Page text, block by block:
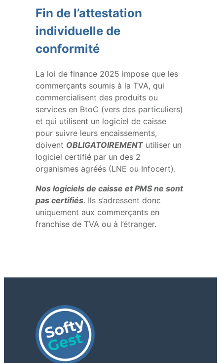
Fin de l’attestation
individuelle de
conformité
La loi de finance 2025 impose que les
commerçants soumis à la TVA, qui
commercialisent des produits ou
services en BtoC (vers des particuliers)
et qui utilisent un logiciel de caisse
pour suivre leurs encaissements,
doivent OBLIGATOIREMENTutiliser un
logiciel certifié par un des 2
organismes agréés (LNE ou Infocert).
Nos logiciels de caisse et PMS ne sont
pas certifiés. Ils s’adressent donc
uniquement aux commerçants en
franchise de TVA ou à l’étranger.